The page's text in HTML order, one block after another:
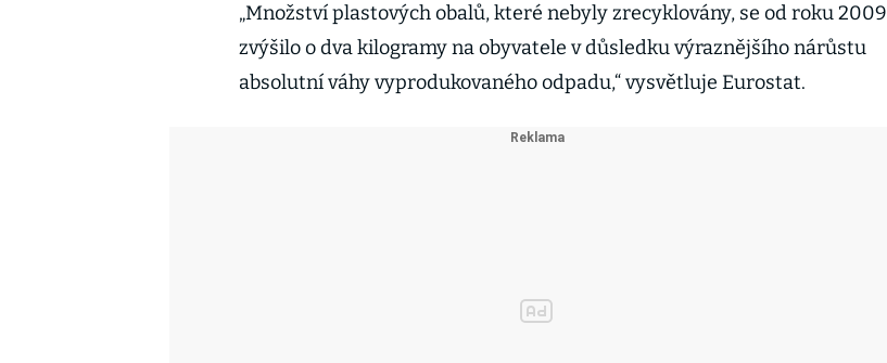
„Množství plastových obalů, které nebyly zrecyklovány, se od roku 2009
zvýšilo o dva kilogramy na obyvatele v důsledku výraznějšího nárůstu
absolutní váhy vyprodukovaného odpadu,“ vysvětluje Eurostat.